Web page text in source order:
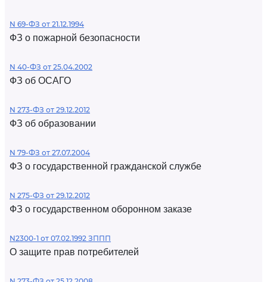
N 69-ФЗ от 21.12.1994
ФЗ о пожарной безопасности
N 40-ФЗ от 25.04.2002
ФЗ об ОСАГО
N 273-ФЗ от 29.12.2012
ФЗ об образовании
N 79-ФЗ от 27.07.2004
ФЗ о государственной гражданской службе
N 275-ФЗ от 29.12.2012
ФЗ о государственном оборонном заказе
N2300-1 от 07.02.1992 ЗППП
О защите прав потребителей